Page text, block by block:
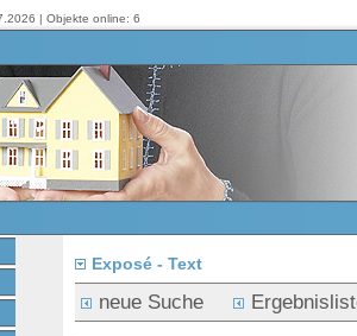
| Objekte online: 6
Exposé - Text
neue Suche